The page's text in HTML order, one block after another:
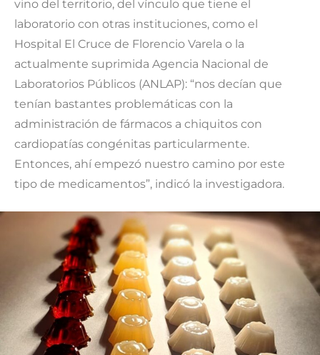
vino del territorio, del vínculo que tiene el
laboratorio con otras instituciones, como el
Hospital El Cruce de Florencio Varela o la
actualmente suprimida Agencia Nacional de
Laboratorios Públicos (ANLAP): “nos decían que
tenían bastantes problemáticas con la
administración de fármacos a chiquitos con
cardiopatías congénitas particularmente.
Entonces, ahí empezó nuestro camino por este
tipo de medicamentos”, indicó la investigadora.